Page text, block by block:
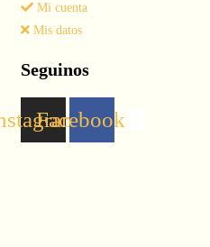
Mi cuenta
Mis datos
Seguinos
Facebook